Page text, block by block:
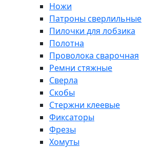
Ножи
Патроны сверлильные
Пилочки для лобзика
Полотна
Проволока сварочная
Ремни стяжные
Сверла
Скобы
Стержни клеевые
Фиксаторы
Фрезы
Хомуты